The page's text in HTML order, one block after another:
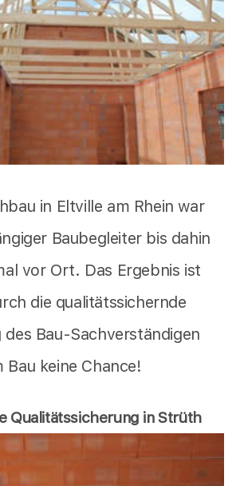
in Eltville am Rhein war
Baubegleiter bis dahin
vor Ort. Das Ergebnis ist
die qualitätssichernde
des Bau-Sachverständigen
Bau keine Chance!
Qualitätssicherung in Strüth